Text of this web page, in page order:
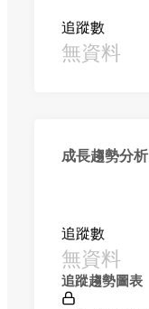
追蹤數
無資料
成長趨勢分析
追蹤數
無資料
追蹤趨勢圖表